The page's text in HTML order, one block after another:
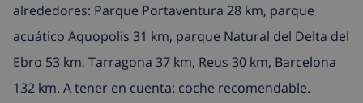
alrededores: Parque Portaventura 28 km, parque
acuático Aquopolis 31 km, parque Natural del Delta del
Ebro 53 km, Tarragona 37 km, Reus 30 km, Barcelona
132 km. A tener en cuenta: coche recomendable.